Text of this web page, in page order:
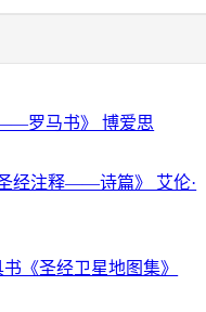
罗马书》 博爱思
圣经注释——诗篇》 艾伦·
《圣经卫星地图集》